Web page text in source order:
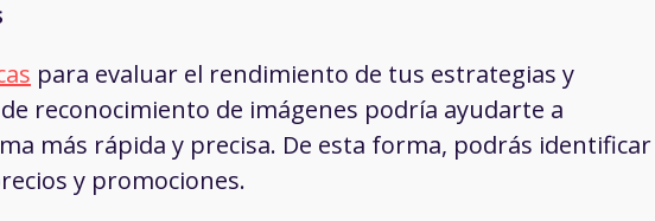
para evaluar el rendimiento de tus estrategias y
reconocimiento de imágenes podría ayudarte a
más rápida y precisa. De esta forma, podrás identificar
y promociones.